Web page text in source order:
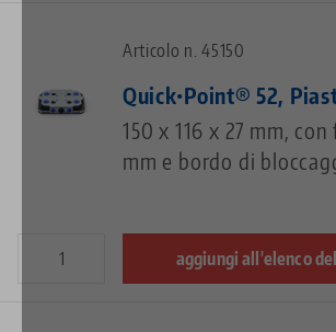
Articolo n. 45150
Quick•Point® 52,
150 x 116 x 27 mm,
mm e bordo di
aggiungi all'elenco